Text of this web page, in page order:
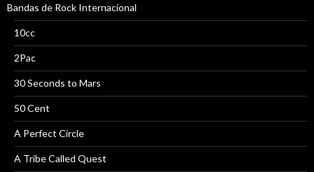
Bandas de Rock Internacional
10cc
2Pac
30 Seconds to Mars
50 Cent
A Perfect Circle
A Tribe Called Quest